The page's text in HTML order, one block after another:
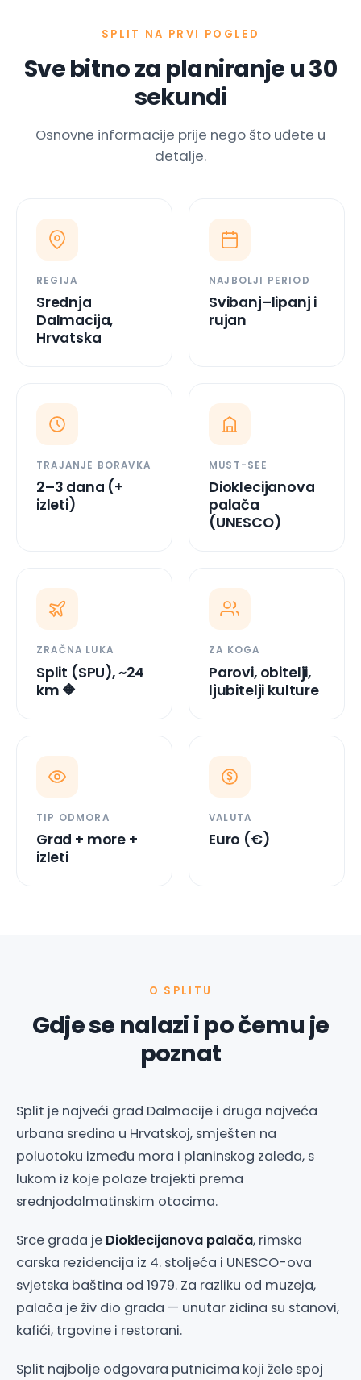
SPLIT NA PRVI POGLED
Sve bitno za planiranje u 30
sekundi
Osnovne informacije prije nego što uđete u
detalje.
REGIJA
Srednja
Dalmacija,
Hrvatska
NAJBOLJI PERIOD
Svibanj–lipanj i
rujan
TRAJANJE BORAVKA
2–3 dana (+
izleti)
MUST-SEE
Dioklecijanova
palača
(UNESCO)
ZRAČNA LUKA
Split (SPU), ~24
km 🔶
ZA KOGA
Parovi, obitelji,
ljubitelji kulture
TIP ODMORA
Grad + more +
izleti
VALUTA
Euro (€)
O SPLITU
Gdje se nalazi i po čemu je
poznat
Split je najveći grad Dalmacije i druga najveća
urbana sredina u Hrvatskoj, smješten na
poluotoku između mora i planinskog zaleđa, s
lukom iz koje polaze trajekti prema
srednjodalmatinskim otocima.
Srce grada je Dioklecijanova palača, rimska
carska rezidencija iz 4. stoljeća i UNESCO-ova
svjetska baština od 1979. Za razliku od muzeja,
palača je živ dio grada — unutar zidina su stanovi,
kafići, trgovine i restorani.
Split najbolje odgovara putnicima koji žele spoj